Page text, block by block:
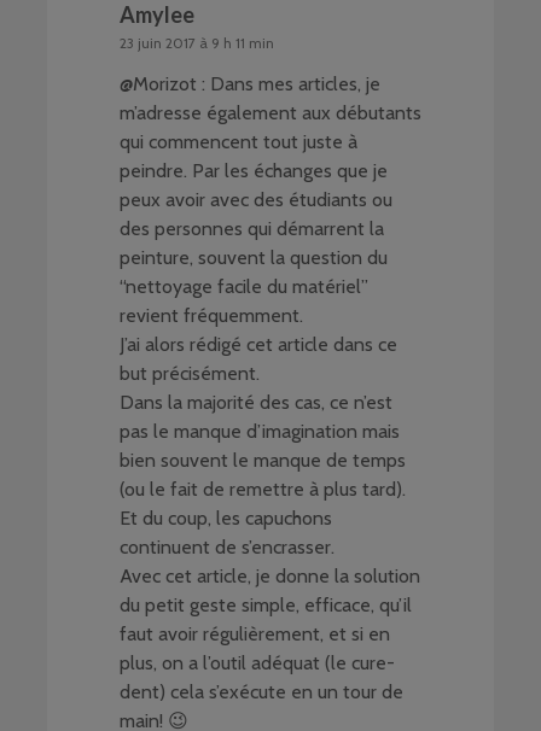
Amylee
23 juin 2017 à 9 h 11 min
@Morizot : Dans mes articles, je
m’adresse également aux débutants
qui commencent tout juste à
peindre. Par les échanges que je
peux avoir avec des étudiants ou
des personnes qui démarrent la
peinture, souvent la question du
“nettoyage facile du matériel”
revient fréquemment.
J’ai alors rédigé cet article dans ce
but précisément.
Dans la majorité des cas, ce n’est
pas le manque d’imagination mais
bien souvent le manque de temps
(ou le fait de remettre à plus tard).
Et du coup, les capuchons
continuent de s’encrasser.
Avec cet article, je donne la solution
du petit geste simple, efficace, qu’il
faut avoir régulièrement, et si en
plus, on a l’outil adéquat (le cure-
dent) cela s’exécute en un tour de
main! 😉